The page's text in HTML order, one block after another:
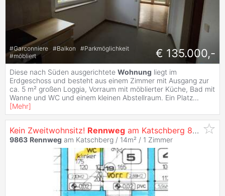
#Garconniere #Balkon #Parkmöglichkeit
#möbliert € 135.000,-
Diese nach Süden ausgerichtete Wohnung liegt im
Erdgeschoss und besteht aus einem Zimmer mit Ausgang zur
ca. 5 m² großen Loggia, Vorraum mit möblierter Küche, Bad mit
Wanne und WC und einem kleinen Abstellraum. Ein Platz...
[Mehr]
Kein Zweitwohnsitz! Rennweg am Katschberg 80/5: Kleinstwohnung im Hochparterre
9863 Rennweg am Katschberg / 14m² / 1 Zimmer